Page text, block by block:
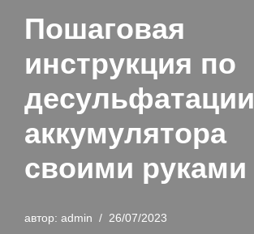
Пошаговая
инструкция по
десульфатации
аккумулятора
своими руками
автор: admin 26/07/2023